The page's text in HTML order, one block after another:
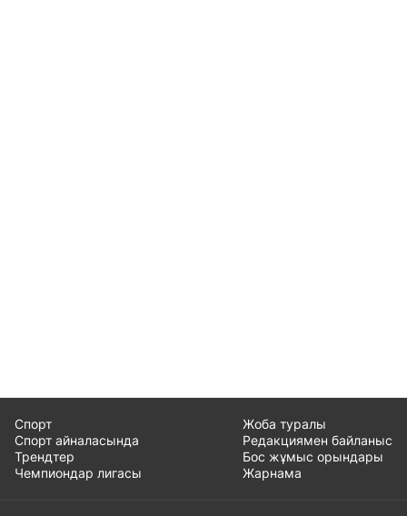
Спорт
Спорт айналасында
Трендтер
Чемпиондар лигасы
Жоба туралы
Редакциямен байланыс
Бос жұмыс орындары
Жарнама